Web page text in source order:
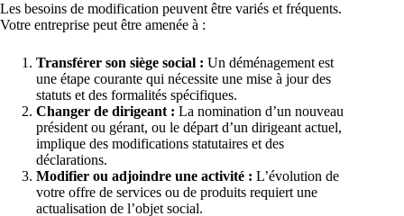
Les besoins de modification peuvent être variés et fréquents.
Votre entreprise peut être amenée à :
Transférer son siège social : Un déménagement est
une étape courante qui nécessite une mise à jour des
statuts et des formalités spécifiques.
Changer de dirigeant : La nomination d’un nouveau
président ou gérant, ou le départ d’un dirigeant actuel,
implique des modifications statutaires et des
déclarations.
Modifier ou adjoindre une activité : L’évolution de
votre offre de services ou de produits requiert une
actualisation de l’objet social.